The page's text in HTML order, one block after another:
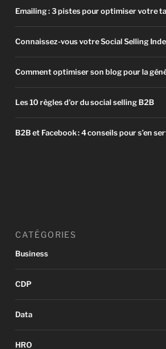
Emailing : 3 pistes pour optimiser votre
Connaissez-vous votre Social Selling
Comment optimiser son blog pour la
Les 10 règles d’or du social selling B2B
B2B et Facebook : 4 conseils pour s’en
CATÉGORIES
Business
CDP
Data
HRO